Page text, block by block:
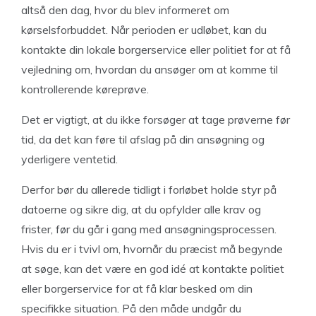
altså den dag, hvor du blev informeret om
kørselsforbuddet. Når perioden er udløbet, kan du
kontakte din lokale borgerservice eller politiet for at få
vejledning om, hvordan du ansøger om at komme til
kontrollerende køreprøve.
Det er vigtigt, at du ikke forsøger at tage prøverne før
tid, da det kan føre til afslag på din ansøgning og
yderligere ventetid.
Derfor bør du allerede tidligt i forløbet holde styr på
datoerne og sikre dig, at du opfylder alle krav og
frister, før du går i gang med ansøgningsprocessen.
Hvis du er i tvivl om, hvornår du præcist må begynde
at søge, kan det være en god idé at kontakte politiet
eller borgerservice for at få klar besked om din
specifikke situation. På den måde undgår du